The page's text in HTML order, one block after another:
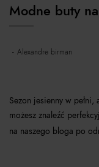
Modne buty
alexandre birman
Sezon jesienny w
możesz znaleźć
na naszego bloga po